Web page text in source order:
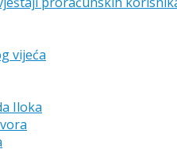
vijeća
Iloka